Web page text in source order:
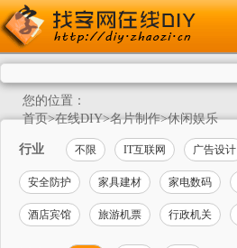
您的位置：
首页>在线DIY>名片制作>休闲娱乐
行业 不限 IT互联网 广告设计
安全防护 家具建材 家电数码
酒店宾馆 旅游机票 行政机关